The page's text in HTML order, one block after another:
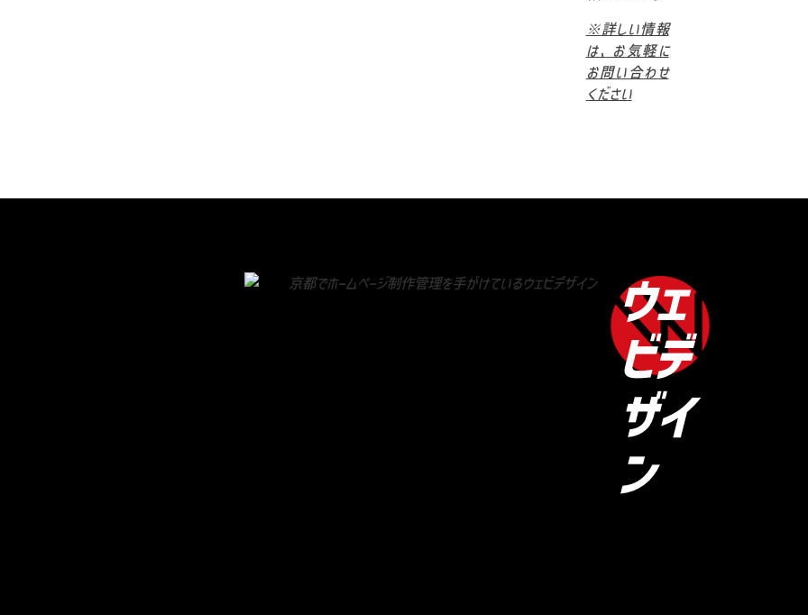
※詳しい情報
は、お気軽に
お問い合わせ
ください
ウェ
ビデ
ザイ
ン